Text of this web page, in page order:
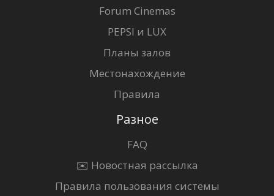
Forum Cinemas
PEPSI и LUX
Планы залов
Местонахождение
Правила
Разное
FAQ
✉️ Новостная рассылка
Правила пользования системы